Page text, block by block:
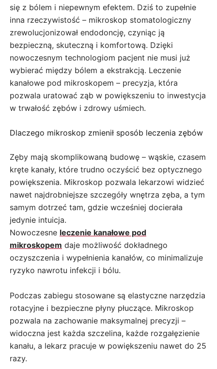
się z bólem i niepewnym efektem. Dziś to zupełnie
inna rzeczywistość – mikroskop stomatologiczny
zrewolucjonizował endodoncję, czyniąc ją
bezpieczną, skuteczną i komfortową. Dzięki
nowoczesnym technologiom pacjent nie musi już
wybierać między bólem a ekstrakcją. Leczenie
kanałowe pod mikroskopem – precyzja, która
pozwala uratować ząb w powiększeniu to inwestycja
w trwałość zębów i zdrowy uśmiech.
Dlaczego mikroskop zmienił sposób leczenia zębów
Zęby mają skomplikowaną budowę – wąskie, czasem
kręte kanały, które trudno oczyścić bez optycznego
powiększenia. Mikroskop pozwala lekarzowi widzieć
nawet najdrobniejsze szczegóły wnętrza zęba, a tym
samym dotrzeć tam, gdzie wcześniej docierała
jedynie intuicja.
Nowoczesne leczenie kanałowe pod
mikroskopem daje możliwość dokładnego
oczyszczenia i wypełnienia kanałów, co minimalizuje
ryzyko nawrotu infekcji i bólu.
Podczas zabiegu stosowane są elastyczne narzędzia
rotacyjne i bezpieczne płyny płuczące. Mikroskop
pozwala na zachowanie maksymalnej precyzji –
widoczna jest każda szczelina, każde rozgałęzienie
kanału, a lekarz pracuje w powiększeniu nawet do 25
razy.